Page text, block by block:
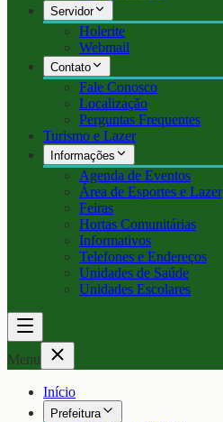
Servidor
Holerite
Webmail
Contato
Fale Conosco
Localização
Perguntas Frequentes
Turismo e Lazer
Informações
Agenda de Eventos
Área de Esportes e Lazer
Feiras
Hortas Comunitárias
Informativos
Telefones e Endereços
Unidades de Saúde
Unidades Escolares
Menu
Início
Prefeitura